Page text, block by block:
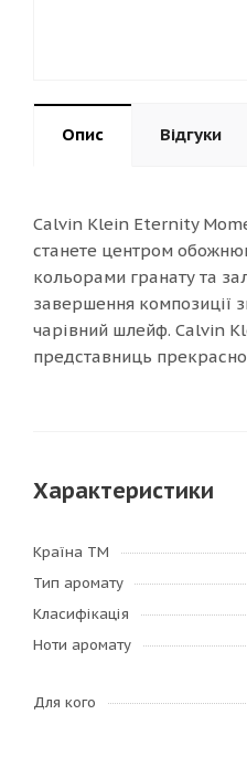
Опис Відгуки
Calvin Klein Eternity
станете центром
кольорами гранату та
завершення композиції
чарівний шлейф. Calvin
представниць
Характеристики
Країна ТМ
Тип аромату
Класифікація
Ноти аромату
Для кого